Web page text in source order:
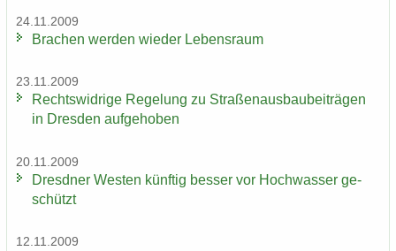
24.11.2009
Bra­chen wer­den wie­der Le­bens­raum
23.11.2009
Rechts­wid­ri­ge Re­ge­lung zu Stra­ßen­aus­bau­bei­trä­gen
in Dres­den auf­ge­ho­ben
20.11.2009
Dresd­ner Wes­ten künf­tig bes­ser vor Hoch­was­ser ge­
schützt
12.11.2009